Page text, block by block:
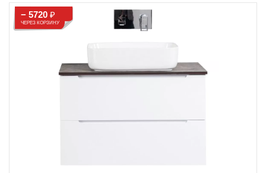
− 5720₽
ЧЕРЕЗ КОРЗИНУ